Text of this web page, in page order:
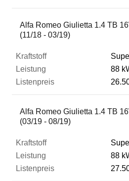
Alfa Romeo Giulietta 1.4 TB
(11/18 - 03/19)
88
Alfa Romeo Giulietta 1.4 TB
(03/19 - 08/19)
88